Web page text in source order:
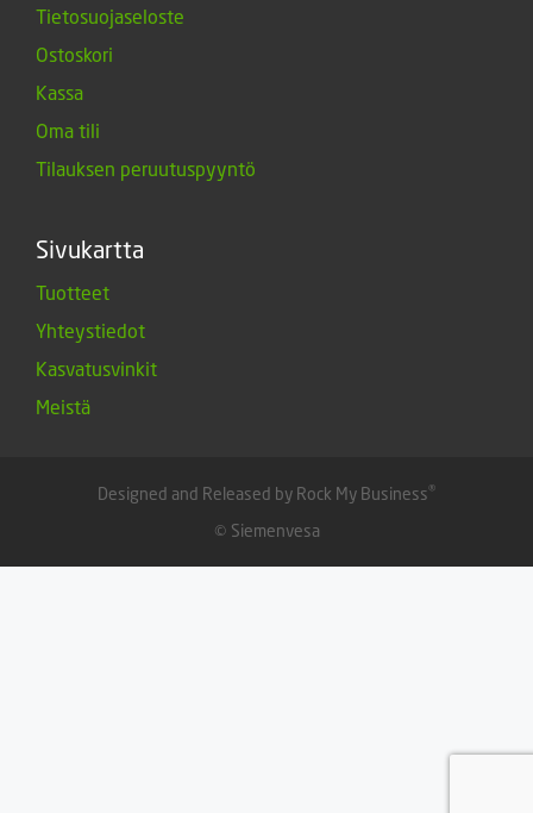
Tietosuojaseloste
Ostoskori
Kassa
Oma tili
Tilauksen peruutuspyyntö
Sivukartta
Tuotteet
Yhteystiedot
Kasvatusvinkit
Meistä
Designed and Released by Rock My Business®
© Siemenvesa